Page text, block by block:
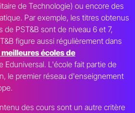
de Technologie) ou encore des
Par exemple, les titres obtenus
PST&B sont de niveau 6 et 7,
figure aussi régulièrement dans
écoles de
Eduniversal. L'école fait partie de
le premier réseau d'enseignement
des cours sont un autre critère